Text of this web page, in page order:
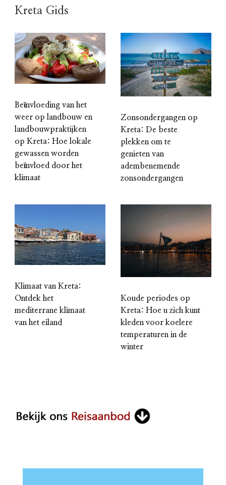
Kreta Gids
Beïnvloeding van het
weer op landbouw en
landbouwpraktijken
op Kreta: Hoe lokale
gewassen worden
beïnvloed door het
klimaat
Zonsondergangen op
Kreta: De beste
plekken om te
genieten van
adembenemende
zonsondergangen
Klimaat van Kreta:
Ontdek het
mediterrane klimaat
van het eiland
Koude periodes op
Kreta: Hoe u zich kunt
kleden voor koelere
temperaturen in de
winter